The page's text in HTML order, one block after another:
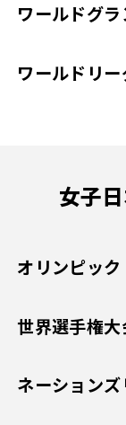
ワールドグ
ワールドリー
女子
オリンピック
世界選手権大
ネーション